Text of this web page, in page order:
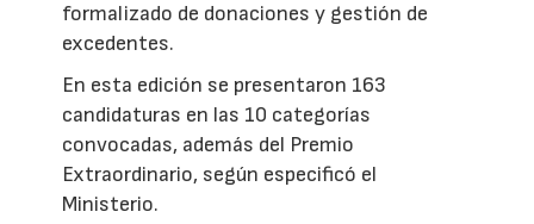
formalizado de donaciones y gestión de
excedentes.
En esta edición se presentaron 163
candidaturas en las 10 categorías
convocadas, además del Premio
Extraordinario, según especificó el
Ministerio.